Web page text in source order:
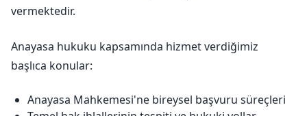
vermektedir.
Anayasa hukuku kapsamında hizmet verdiğimiz
başlıca konular:
Anayasa Mahkemesi'ne bireysel başvuru süreçleri